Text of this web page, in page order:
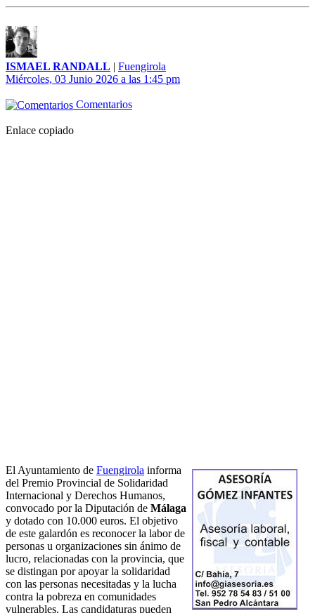
ISMAEL RANDALL | Fuengirola
Miércoles, 03 Junio 2026 a las 1:45 pm
Comentarios
Enlace copiado
El Ayuntamiento de Fuengirola informa
del Premio Provincial de Solidaridad
Internacional y Derechos Humanos,
convocado por la Diputación de Málaga
y dotado con 10.000 euros. El objetivo
de este galardón es reconocer la labor de
personas u organizaciones sin ánimo de
lucro, relacionadas con la provincia, que
se distingan por apoyar la solidaridad
con las personas necesitadas y la lucha
contra la pobreza en comunidades
vulnerables. Las candidaturas pueden